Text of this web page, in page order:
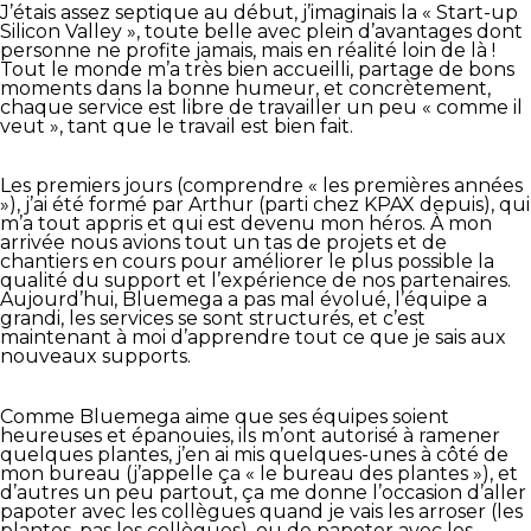
J’étais assez septique au début, j’imaginais la « Start-up
Silicon Valley », toute belle avec plein d’avantages dont
personne ne profite jamais, mais en réalité loin de là !
Tout le monde m’a très bien accueilli, partage de bons
moments dans la bonne humeur, et concrètement,
chaque service est libre de travailler un peu « comme il
veut », tant que le travail est bien fait.
Les premiers jours (comprendre « les premières années
»), j’ai été formé par Arthur (parti chez KPAX depuis), qui
m’a tout appris et qui est devenu mon héros. À mon
arrivée nous avions tout un tas de projets et de
chantiers en cours pour améliorer le plus possible la
qualité du support et l’expérience de nos partenaires.
Aujourd’hui, Bluemega a pas mal évolué, l’équipe a
grandi, les services se sont structurés, et c’est
maintenant à moi d’apprendre tout ce que je sais aux
nouveaux supports.
Comme Bluemega aime que ses équipes soient
heureuses et épanouies, ils m’ont autorisé à ramener
quelques plantes, j’en ai mis quelques-unes à côté de
mon bureau (j’appelle ça « le bureau des plantes »), et
d’autres un peu partout, ça me donne l’occasion d’aller
papoter avec les collègues quand je vais les arroser (les